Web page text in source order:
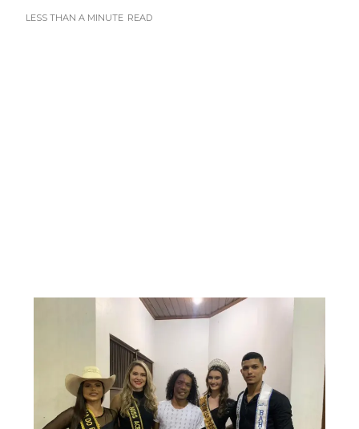
LESS THAN A MINUTE READ